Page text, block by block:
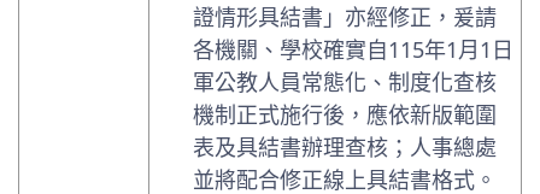
證情形具結書」亦經修正，爰請
各機關、學校確實自115年1月1日
軍公教人員常態化、制度化查核
機制正式施行後，應依新版範圍
表及具結書辦理查核；人事總處
並將配合修正線上具結書格式。